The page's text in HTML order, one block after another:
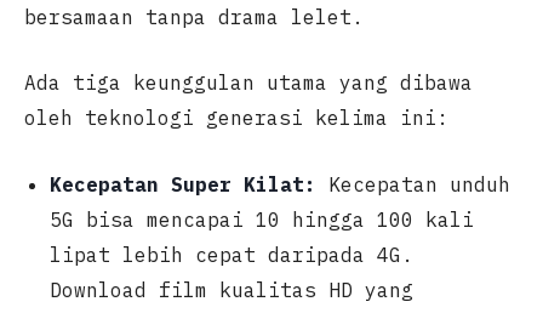
bersamaan tanpa drama lelet.
Ada tiga keunggulan utama yang dibawa
oleh teknologi generasi kelima ini:
Kecepatan Super Kilat:
Kecepatan unduh
5G bisa mencapai 10 hingga 100 kali
lipat lebih cepat daripada 4G.
Download film kualitas HD yang